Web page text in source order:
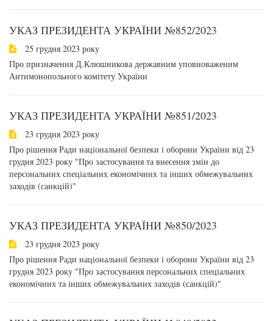
УКАЗ ПРЕЗИДЕНТА УКРАЇНИ №852/2023
25 грудня 2023 року
Про призначення Д.Клюшникова державним уповноваженим
Антимонопольного комітету України
УКАЗ ПРЕЗИДЕНТА УКРАЇНИ №851/2023
23 грудня 2023 року
Про рішення Ради національної безпеки і оборони України від 23
грудня 2023 року "Про застосування та внесення змін до
персональних спеціальних економічних та інших обмежувальних
заходів (санкцій)"
УКАЗ ПРЕЗИДЕНТА УКРАЇНИ №850/2023
23 грудня 2023 року
Про рішення Ради національної безпеки і оборони України від 23
грудня 2023 року "Про застосування персональних спеціальних
економічних та інших обмежувальних заходів (санкцій)"